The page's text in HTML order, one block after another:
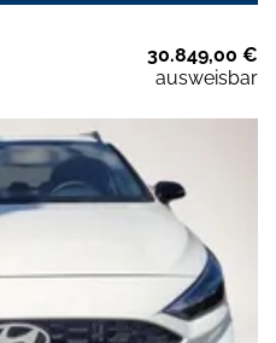
30.849,00 €
ausweisbar